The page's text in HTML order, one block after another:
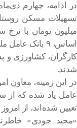
در ادامه، چهارم
اساس، ۹ بانک
کارگران، کشاورزی
شدند.
عامل یاد شده که از
تعیین شده‌اند، از
«مجید جودی»